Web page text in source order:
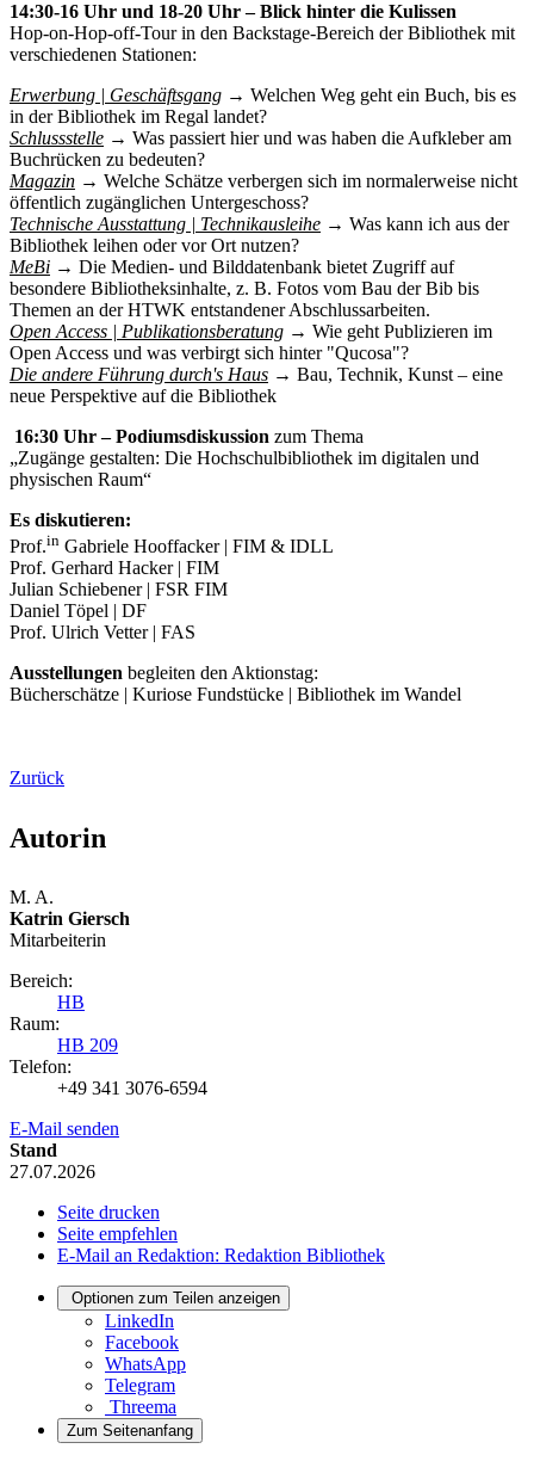
14:30-16 Uhr und 18-20 Uhr – Blick hinter die Kulissen
Hop-on-Hop-off-Tour in den Backstage-Bereich der Bibliothek mit
verschiedenen Stationen:
Erwerbung | Geschäftsgang → Welchen Weg geht ein Buch, bis es
in der Bibliothek im Regal landet?
Schlussstelle → Was passiert hier und was haben die Aufkleber am
Buchrücken zu bedeuten?
Magazin → Welche Schätze verbergen sich im normalerweise nicht
öffentlich zugänglichen Untergeschoss?
Technische Ausstattung | Technikausleihe → Was kann ich aus der
Bibliothek leihen oder vor Ort nutzen?
MeBi → Die Medien- und Bilddatenbank bietet Zugriff auf
besondere Bibliotheksinhalte, z. B. Fotos vom Bau der Bib bis
Themen an der HTWK entstandener Abschlussarbeiten.
Open Access | Publikationsberatung → Wie geht Publizieren im
Open Access und was verbirgt sich hinter "Qucosa"?
Die andere Führung durch's Haus → Bau, Technik, Kunst – eine
neue Perspektive auf die Bibliothek
16:30 Uhr – Podiumsdiskussion zum Thema
„Zugänge gestalten: Die Hochschulbibliothek im digitalen und
physischen Raum“
Es diskutieren:
Prof.in Gabriele Hooffacker | FIM & IDLL
Prof. Gerhard Hacker | FIM
Julian Schiebener | FSR FIM
Daniel Töpel | DF
Prof. Ulrich Vetter | FAS
Ausstellungen begleiten den Aktionstag:
Bücherschätze | Kuriose Fundstücke | Bibliothek im Wandel
Zurück
Autorin
M. A.
Katrin Giersch
Mitarbeiterin
Bereich:
HB
Raum:
HB 209
Telefon:
+49 341 3076-6594
E-Mail senden
Stand
27.07.2026
Seite drucken
Seite empfehlen
E-Mail an Redaktion: Redaktion Bibliothek
Optionen zum Teilen anzeigen
LinkedIn
Facebook
WhatsApp
Telegram
Threema
Zum Seitenanfang